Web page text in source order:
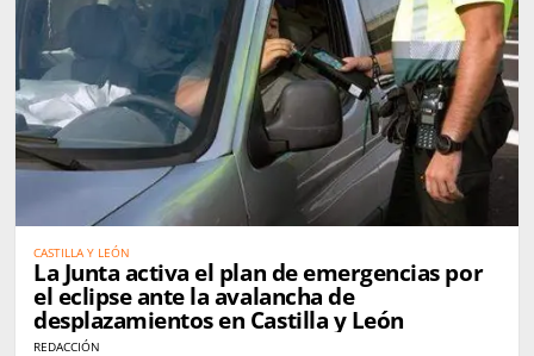
CASTILLA Y LEÓN
La Junta activa el plan de emergencias por
el eclipse ante la avalancha de
desplazamientos en Castilla y León
REDACCIÓN